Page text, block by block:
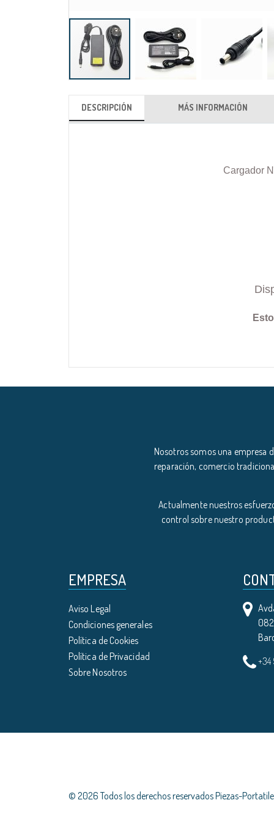
DESCRIPCIÓN
Cargador
MÁS INFORMACIÓN
Nosotros somos una empresa
reparación, comercio
Actualmente nuestros
control sobre nuestro
EMPRESA
Aviso Legal
Condiciones generales
Política de Cookies
Política de Privacidad
Sobre Nosotros
© 2026 Todos los derechos reservados Piezas-